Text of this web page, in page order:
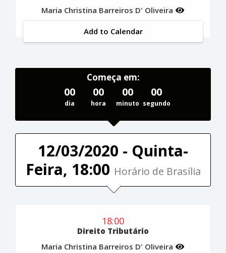
Maria Christina Barreiros D' Oliveira
Add to Calendar
Começa em:
00
dia
00
hora
00
minuto
00
segundo
12/03/2020 - Quinta-
Feira, 18:00 Horário de Brasília
18:00
Direito Tributário
Maria Christina Barreiros D' Oliveira